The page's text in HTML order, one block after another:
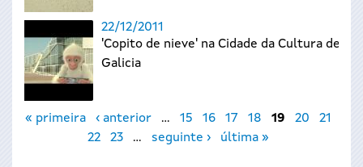
22/12/2011
'Copito de nieve' na Cidade da Cultura de
Galicia
Páxinas
« primeira ‹ anterior … 15 16 17 18 19 20
21
22
23 … seguinte › última »